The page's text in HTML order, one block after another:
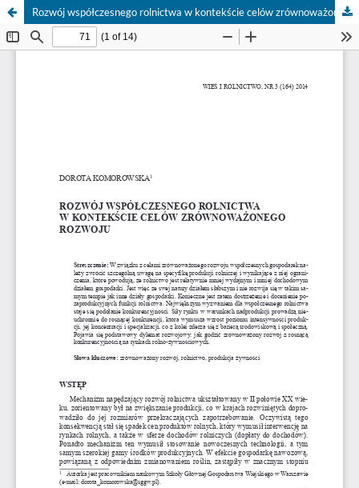
Rozwój współczesnego rolnictwa w kontekście celów zrównoważonego rozwoju